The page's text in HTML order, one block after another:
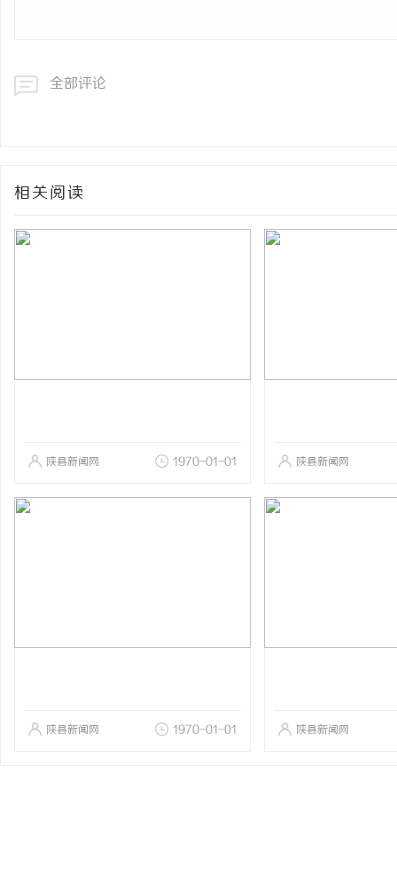
全部评论
相关阅读
陕县新闻网 1970-01-01 陕县新闻网
陕县新闻网 1970-01-01 陕县新闻网